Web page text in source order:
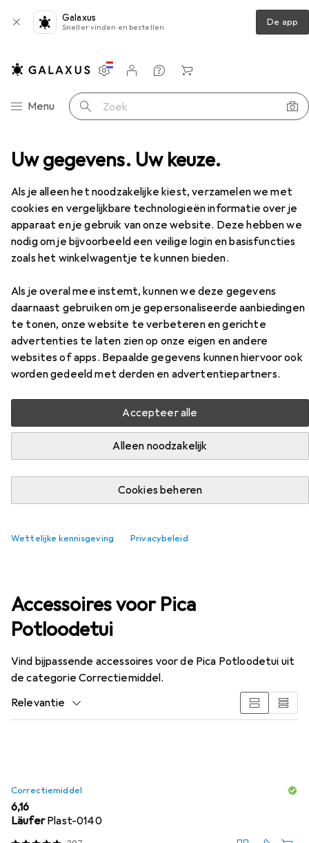
Uw gegevens. Uw keuze.
Als je alleen het noodzakelijke kiest, verzamelen we met
cookies en vergelijkbare technologieën informatie over je
apparaat en je gebruik van onze website. Deze hebben we
nodig om je bijvoorbeeld een veilige login en basisfuncties
zoals het winkelwagentje te kunnen bieden.
Als je overal mee instemt, kunnen we deze gegevens
daarnaast gebruiken om je gepersonaliseerde aanbiedingen
te tonen, onze website te verbeteren en gerichte
advertenties te laten zien op onze eigen en andere
websites of apps. Bepaalde gegevens kunnen hiervoor ook
worden gedeeld met derden en advertentiepartners.
Accepteer alle
Alleen noodzakelijk
Cookies beheren
Wettelijke kennisgeving Privacybeleid
Galaxus
Sneller vinden en bestellen De app
Categorie navigatie
Menu Zoek op
Instellingen
Klantenaccount
Produktvergelijking
Verlanglijstje
Winkelmandje
Potlood Pica Potloodetui
EUR
13,61 per stuk voor 4 eenheden
Pica Potloodetui
2x
Accessoires voor Pica
Potloodetui
Vind bijpassende accessoires voor de Pica Potloodetui uit
de categorie Correctiemiddel.
Relevantie
Correctiemiddel
EUR
6,16
Läufer Plast-0140